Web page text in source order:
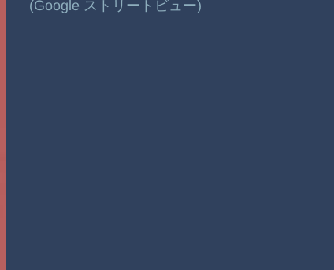
(Google ストリートビュー)